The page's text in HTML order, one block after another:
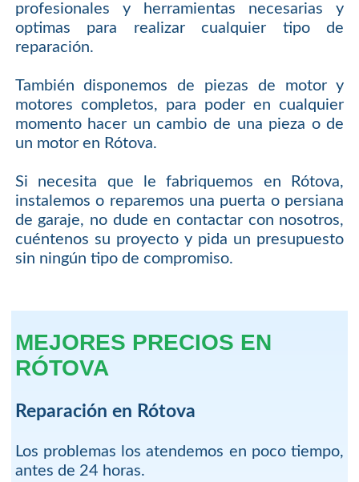
profesionales y herramientas necesarias y
optimas para realizar cualquier tipo de
reparación.
También disponemos de piezas de motor y
motores completos, para poder en cualquier
momento hacer un cambio de una pieza o de
un motor en Rótova.
Si necesita que le fabriquemos en Rótova,
instalemos o reparemos una puerta o persiana
de garaje, no dude en contactar con nosotros,
cuéntenos su proyecto y pida un presupuesto
sin ningún tipo de compromiso.
MEJORES PRECIOS EN
RÓTOVA
Reparación en Rótova
Los problemas los atendemos en poco tiempo,
antes de 24 horas.